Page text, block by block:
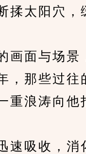
揉太阳穴，
面与场景
，那些过往
重浪涛向他
吸收，消